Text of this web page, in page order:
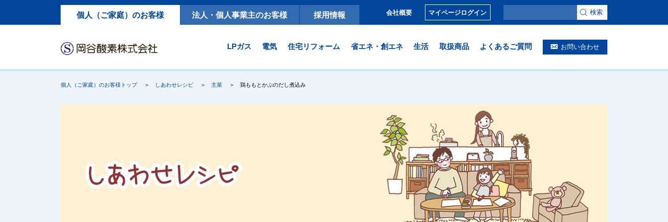
個人（ご家庭）のお客様 法人・個人事業主のお客様 採用情報 会社概要 マイページログイン 検索
LPガス 電気 住宅リフォーム 省エネ・創エネ 生活 取扱商品 よくあるご質問 お問い合わせ
個人（ご家庭）のお客様トップ しあわせレシピ 主菜 鶏ももとかぶのだし煮込み